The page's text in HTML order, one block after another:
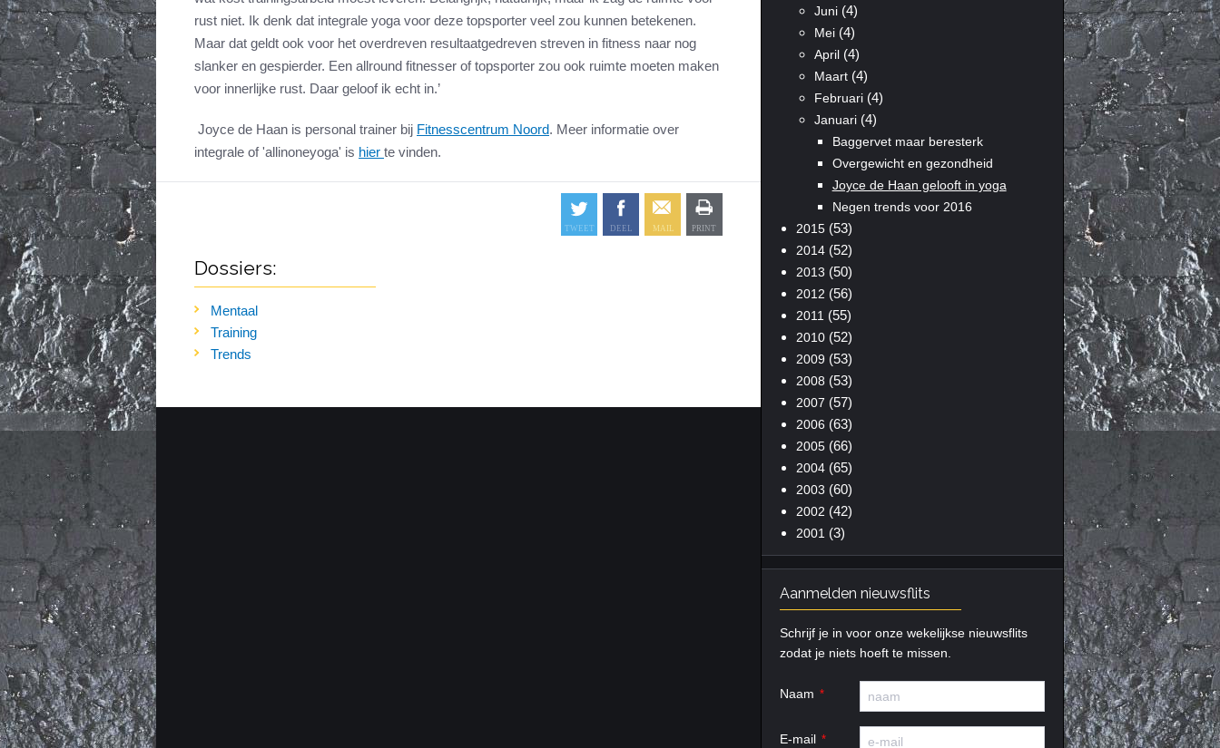
rust niet. Ik denk dat integrale yoga voor deze topsporter veel zou kunnen betekenen.
Maar dat geldt ook voor het overdreven resultaatgedreven streven in fitness naar nog
slanker en gespierder. Een allround fitnesser of topsporter zou ook ruimte moeten maken
voor innerlijke rust. Daar geloof ik echt in.’
Joyce de Haan is personal trainer bij Fitnesscentrum Noord. Meer informatie over
integrale of 'allinoneyoga' is hier te vinden.
Dossiers:
Mentaal
Training
Trends
Juni(4)
Mei(4)
April(4)
Maart(4)
Februari(4)
Januari(4)
Baggervet maar beresterk
Overgewicht en gezondheid
Joyce de Haan gelooft in yoga
Negen trends voor 2016
2015(53)
2014(52)
2013 (50)
2012 (56)
2011 (55)
2010(52)
2009 (53)
2008 (53)
2007 (57)
2006 (63)
2005(66)
2004(65)
2003 (60)
2002 (42)
2001 (3)
Aanmelden nieuwsflits
Schrijf je in voor onze wekelijkse nieuwsflits
zodat je niets hoeft te missen.
Naam
E-mail